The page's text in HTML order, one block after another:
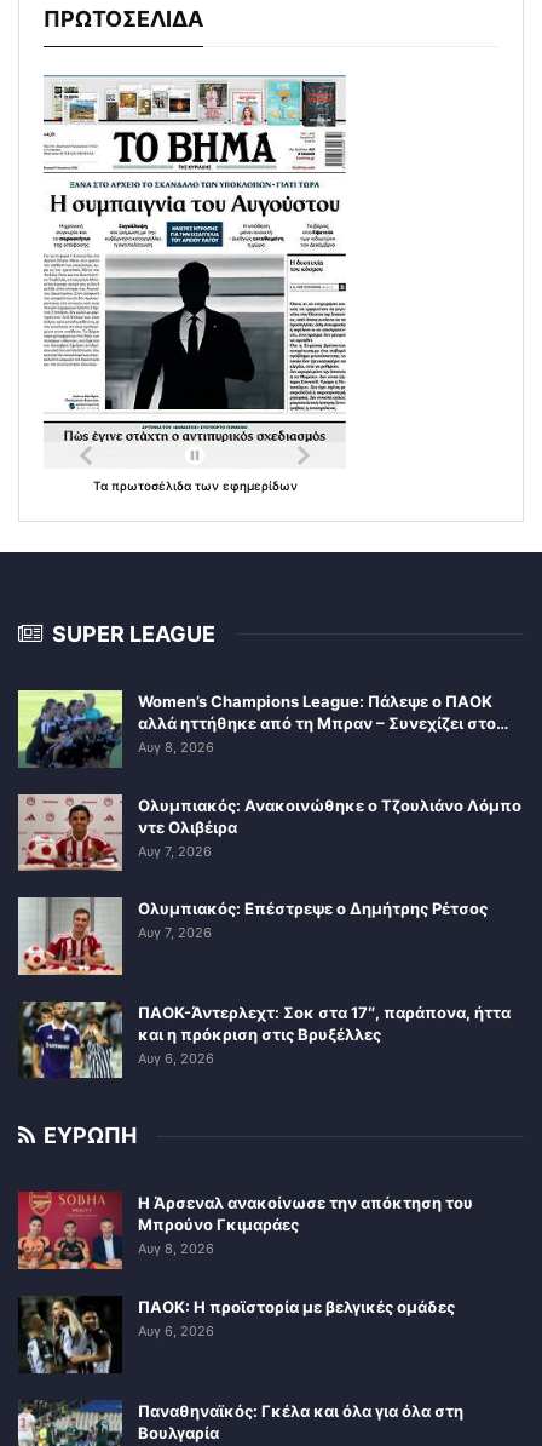
ΠΡΩΤΟΣΕΛΙΔΑ
Τα πρωτοσέλιδα των εφημερίδων
SUPER LEAGUE
Women’s Champions League: Πάλεψε ο ΠΑΟΚ
αλλά ηττήθηκε από τη Μπραν – Συνεχίζει στο…
Αυγ 8, 2026
Ολυμπιακός: Ανακοινώθηκε ο Τζουλιάνο Λόμπο
ντε Ολιβέιρα
Αυγ 7, 2026
Ολυμπιακός: Επέστρεψε ο Δημήτρης Ρέτσος
Αυγ 7, 2026
ΠΑΟΚ-Άντερλεχτ: Σοκ στα 17″, παράπονα, ήττα
και η πρόκριση στις Βρυξέλλες
Αυγ 6, 2026
ΕΥΡΩΠΗ
Η Άρσεναλ ανακοίνωσε την απόκτηση του
Μπρούνο Γκιμαράες
Αυγ 8, 2026
ΠΑΟΚ: Η προϊστορία με βελγικές ομάδες
Αυγ 6, 2026
Παναθηναϊκός: Γκέλα και όλα για όλα στη
Βουλγαρία